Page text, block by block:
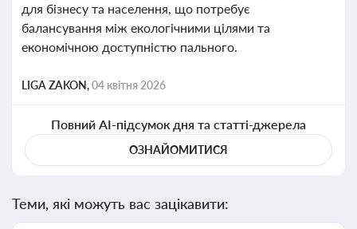
для бізнесу та населення, що потребує
балансування між екологічними цілями та
економічною доступністю пального.
LIGA ZAKON,04 квітня 2026
Повний AI-підсумок дня та статті-джерела
ОЗНАЙОМИТИСЯ
Теми, які можуть вас зацікавити: